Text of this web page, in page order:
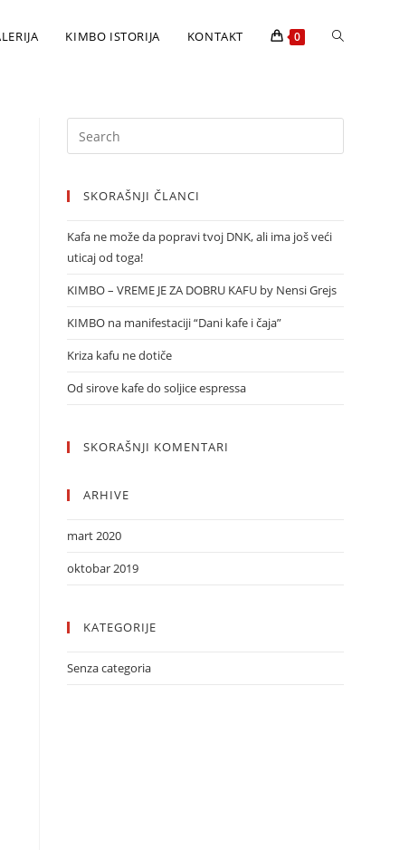
KIMBO ISTORIJA KONTAKT 0
SKORAŠNJI ČLANCI
Kafa ne može da popravi tvoj DNK, ali ima još veći
uticaj od toga!
KIMBO – VREME JE ZA DOBRU KAFU by Nensi Grejs
KIMBO na manifestaciji “Dani kafe i čaja”
Kriza kafu ne dotiče
Od sirove kafe do soljice espressa
SKORAŠNJI KOMENTARI
ARHIVE
mart 2020
oktobar 2019
KATEGORIJE
Senza categoria